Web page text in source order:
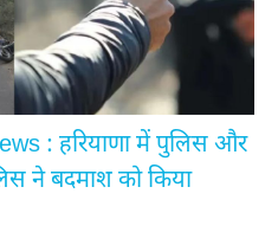
: हरियाणा में पुलिस और
ने बदमाश को किया